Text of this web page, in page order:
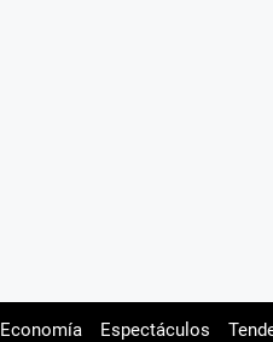
Economía Espectáculos